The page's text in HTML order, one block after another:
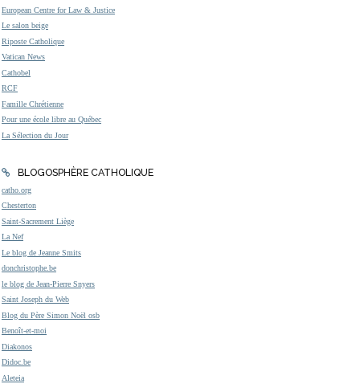
European Centre for Law & Justice
Le salon beige
Riposte Catholique
Vatican News
Cathobel
RCF
Famille Chrétienne
Pour une école libre au Québec
La Sélection du Jour
BLOGOSPHÈRE CATHOLIQUE
catho.org
Chesterton
Saint-Sacrement Liège
La Nef
Le blog de Jeanne Smits
donchristophe.be
le blog de Jean-Pierre Snyers
Saint Joseph du Web
Blog du Père Simon Noël osb
Benoît-et-moi
Diakonos
Didoc.be
Aleteia